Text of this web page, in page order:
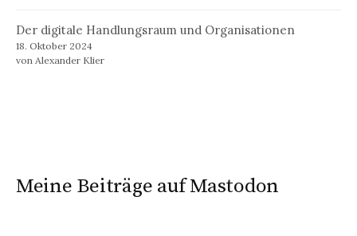
Der digitale Handlungsraum und Organisationen
18. Oktober 2024
von Alexander Klier
Meine Beiträge auf Mastodon